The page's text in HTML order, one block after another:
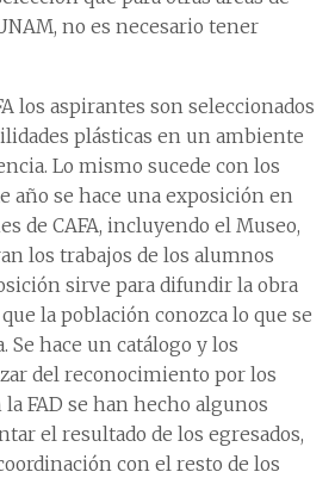
no es necesario tener
los aspirantes son seleccionados
plásticas en un ambiente
Lo mismo sucede con los
año se hace una exposición en
de CAFA, incluyendo el Museo,
los trabajos de los alumnos
sirve para difundir la obra
la población conozca lo que se
Se hace un catálogo y los
del reconocimiento por los
FAD se han hecho algunos
el resultado de los egresados,
con el resto de los